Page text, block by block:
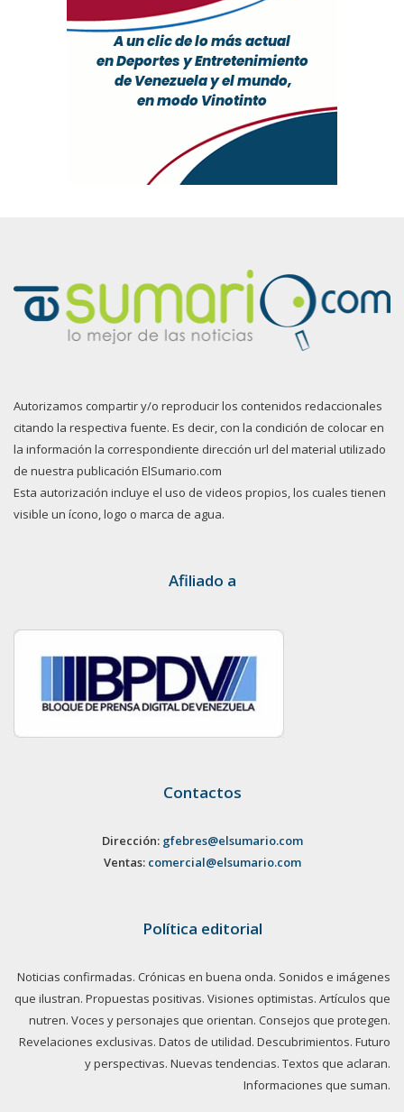
Autorizamos compartir y/o reproducir los contenidos redaccionales
citando la respectiva fuente. Es decir, con la condición de colocar en
la información la correspondiente dirección url del material utilizado
de nuestra publicación ElSumario.com
Esta autorización incluye el uso de videos propios, los cuales tienen
visible un ícono, logo o marca de agua.
Afiliado a
Contactos
Dirección: gfebres@elsumario.com
Ventas: comercial@elsumario.com
Política editorial
Noticias confirmadas. Crónicas en buena onda. Sonidos e imágenes
que ilustran. Propuestas positivas. Visiones optimistas. Artículos que
nutren. Voces y personajes que orientan. Consejos que protegen.
Revelaciones exclusivas. Datos de utilidad. Descubrimientos. Futuro
y perspectivas. Nuevas tendencias. Textos que aclaran.
Informaciones que suman.